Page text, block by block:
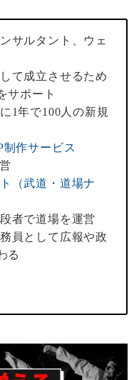
サルタント、ウェ
て成立させるため
サポート
1年で100人の新規
制作サービス
（武道・道場ナ
者で道場を運営
員として広報や政
る